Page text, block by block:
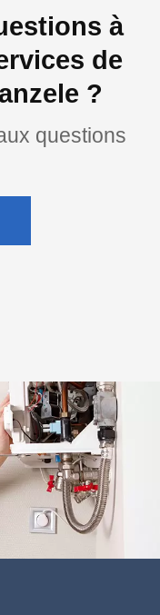
à
de
?
questions